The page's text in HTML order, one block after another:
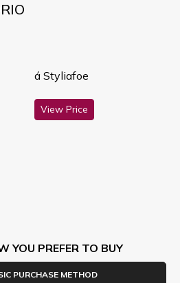
á Styliafoe
View Price
YOU PREFER TO BUY
PURCHASE METHOD